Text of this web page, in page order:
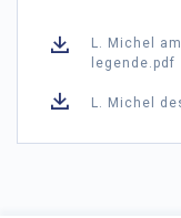
L. Michel
legende.pdf
L. Michel